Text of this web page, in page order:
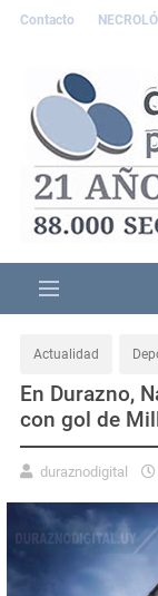
Contacto
Actualidad
En Durazno,
con gol de
duraznodigital